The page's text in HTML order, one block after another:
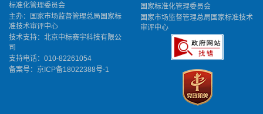
标准化管理委员会
主办：国家市场监督管理总局国家标
准技术审评中心
技术支持：北京中标赛宇科技有限公
司
支持电话：010-82261054
备案号： 京ICP备18022388号-1
国家标准化管理委员会
国家市场监督管理总局国家标准技术
审评中心